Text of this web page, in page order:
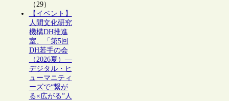
（29）
【イベント】
人間文化研究
機構DH推進
室、「第5回
DH若手の会
（2026夏）―
デジタル・ヒ
ューマニティ
ーズで“繋が
る×広がる”人